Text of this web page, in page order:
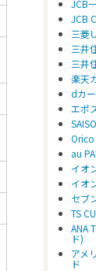
JCB
JCB
三菱
三井
三井
楽天
dカ
エポ
Orico
au
イオ
イオ
セブ
TS
ANA
ド)
アメ
ド